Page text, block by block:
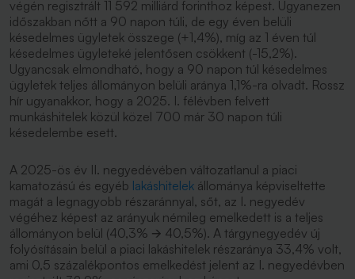
végén regisztrált 11 592 milliárd forinthoz képest. Ugyanezen
időszakban nőtt a 90 napon túli, de egy éven belüli
késedelmes ügyletek összege (+1,4%), míg az 1 éven túl
késedelmes ügyleteké jelentősen csökkent (-15,2%).
Ugyancsak elmondható, hogy a 90 napon túl késedelmes
ügyletek teljes állományon belüli aránya 1,1%-ra olvadt. Rossz
hír ugyanakkor, hogy a 2025. I. félévben felvett
munkáshitelek közül közel 700 már 30 napon túli
késedelembe esett.
A 2025-ös év II. negyedévében változatlanul a piaci
kamatozású és egyéb lakáshitelek állománya képviseltette
magát a legnagyobb részaránnyal, sőt, az I. negyedév
végéhez képest az arányuk némileg emelkedett is a teljes
állományon belül (40,3% 🡪 40,5%). A tárgynegyedév új
folyósításain belül a piaci lakáshitelek részaránya 33,4% volt,
ami 0,5 százalékpontos emelkedést jelent az I. negyedévben